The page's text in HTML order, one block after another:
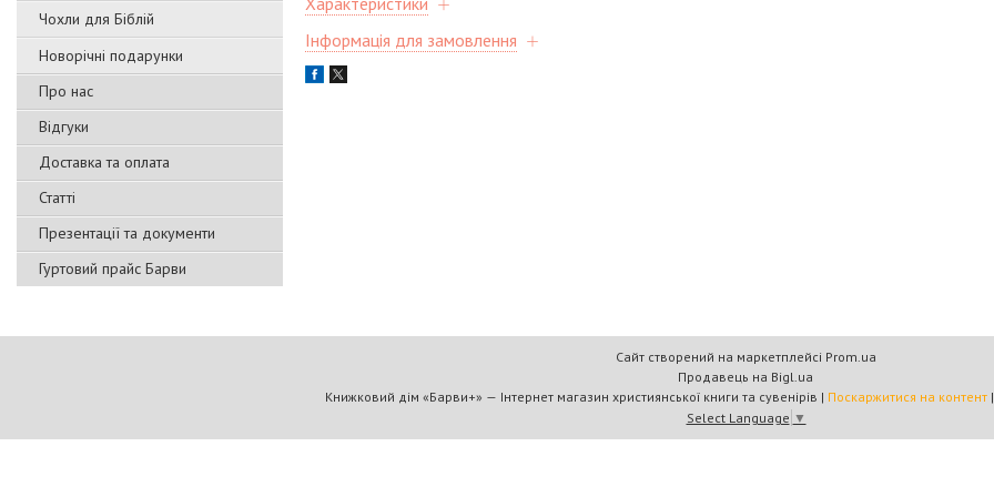
Чохли для Біблій
Новорічні подарунки
Про нас
Відгуки
Доставка та оплата
Статті
Презентації та документи
Гуртовий прайс Барви
Інформація для замовлення
Сайт створений на маркетплейсі Prom.ua
Продавець на Bigl.ua
Книжковий дім «Барви+» — Інтернет магазин християнської книги та сувенірів | Поскаржитися на контент |
Select Language ▼